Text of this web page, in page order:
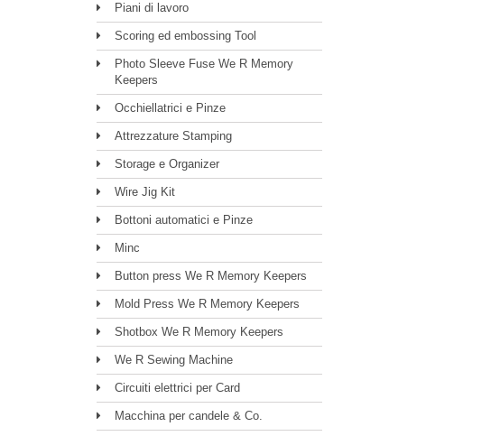
Piani di lavoro
Scoring ed embossing Tool
Photo Sleeve Fuse We R Memory
Keepers
Occhiellatrici e Pinze
Attrezzature Stamping
Storage e Organizer
Wire Jig Kit
Bottoni automatici e Pinze
Minc
Button press We R Memory Keepers
Mold Press We R Memory Keepers
Shotbox We R Memory Keepers
We R Sewing Machine
Circuiti elettrici per Card
Macchina per candele & Co.